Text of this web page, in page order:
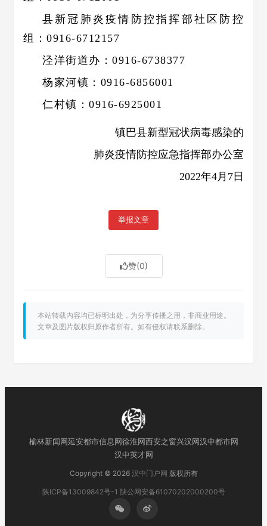
县新冠肺炎疫情防控指挥部社区防控
组：0916-6712157
泾洋街道办：0916-6738377
杨家河镇：0916-6856001
仁村镇：0916-6925001
镇巴县新型冠状病毒感染的
肺炎疫情防控应急指挥部办公室
2022年4月7日
举报文章
赞(0)
本站转载内容均已标明出处，为分享传播之用，非商业用途。
文章及图片版权归原作者所有。如有侵权请联系删除。
榆林新闻网延安都市信息网徐淮网西安之窗兴汉网汉中都市网
汉中英才网
Copyright © 2026 汉中门户网 版权所有
陕ICP备13009842号-1 陕公网安备61070202000200号